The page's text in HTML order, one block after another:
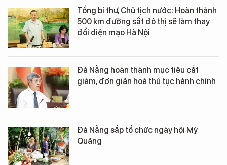
Tổng bí thư, Chủ tịch nước: Hoàn thành
500 km đường sắt đô thị sẽ làm thay
đổi diện mạo Hà Nội
Đà Nẵng hoàn thành mục tiêu cắt
giảm, đơn giản hoá thủ tục hành chính
Đà Nẵng sắp tổ chức ngày hội Mỳ
Quảng